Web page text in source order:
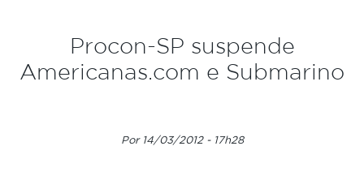
Procon-SP suspende
Americanas.com e Submarino
Por 14/03/2012 - 17h28